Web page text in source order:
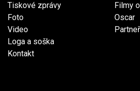
Tiskové zprávy
Foto
Video
Loga a soška
Kontakt
Filmy
Oscar